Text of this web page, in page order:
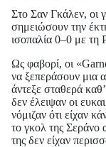
Στο Σαν Γκάλεν, οι
σημειώσουν την
ισοπαλία 0–0 με τη
Ως φαβορί, οι
να ξεπεράσουν μια
άντεξε σταθερά
δεν έλειψαν οι
νόμιζαν ότι είχαν
το γκολ της Σεράνο
της δεν είχαν